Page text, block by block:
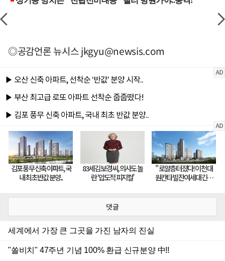
◎공감언론 뉴시스jkgyu@newsis.com
댓글